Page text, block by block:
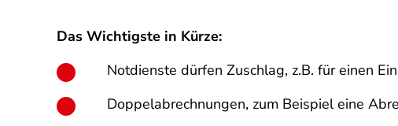
Das Wichtigste in Kürze:
Notdienste dürfen Zuschlag, z.B. für einen
Doppelabrechnungen, zum Beispiel eine